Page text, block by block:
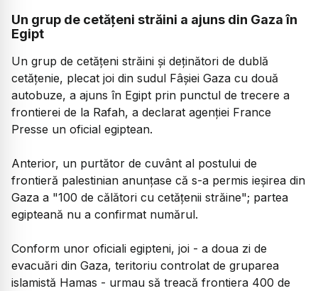
Un grup de cetăţeni străini a ajuns din Gaza în
Egipt
Un grup de cetăţeni străini şi deţinători de dublă
cetăţenie, plecat joi din sudul Fâşiei Gaza cu două
autobuze, a ajuns în Egipt prin punctul de trecere a
frontierei de la Rafah, a declarat agenţiei France
Presse un oficial egiptean.
Anterior, un purtător de cuvânt al postului de
frontieră palestinian anunţase că s-a permis ieşirea din
Gaza a "100 de călători cu cetăţenii străine"; partea
egipteană nu a confirmat numărul.
Conform unor oficiali egipteni, joi - a doua zi de
evacuări din Gaza, teritoriu controlat de gruparea
islamistă Hamas - urmau să treacă frontiera 400 de